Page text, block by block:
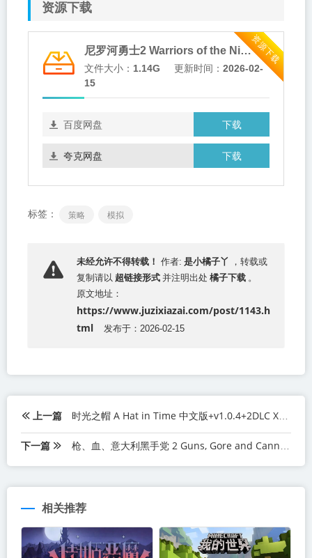
资源下载
资源下载
尼罗河勇士2 Warriors of the Nile 2
文件大小： 1.14G 更新时间： 2026-02-
15
下载
百度网盘
下载
夸克网盘
标签： 策略 模拟
未经允许不得转载！ 作者: 是小橘子丫 ，转载或
复制请以 超链接形式 并注明出处 橘子下载 。
原文地址：
https://www.juzixiazai.com/post/1143.h
tml
发布于：2026-02-15
上一篇 时光之帽 A Hat in Time 中文版+v1.0.4+2DLC XCI免费百度网盘下载
下一篇 枪、血、意大利黑手党 2 Guns, Gore and Cannoli 2 中文版+1.0.4 XCI免费百度网盘下载
相关推荐